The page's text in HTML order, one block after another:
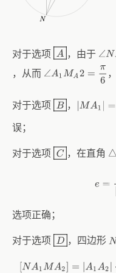
对于选项 ，由于 ∠ N
，从而 ∠ A1 MA2= π6
对于选项 B ， |M A 1| 2
误；
对于选项 C ，在直角 △
选项正确；
对于选项 D ，四边形 N
[NA1MA2 =|A 1A2